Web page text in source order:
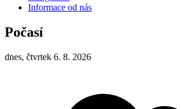
Informace od nás
Počasí
dnes, čtvrtek 6. 8. 2026